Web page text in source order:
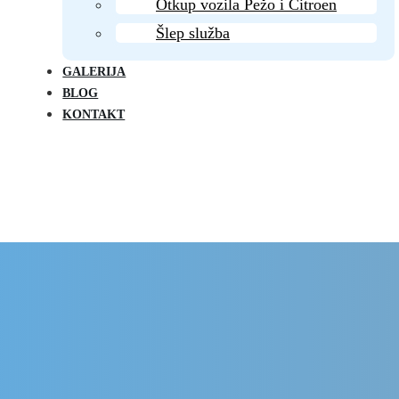
Otkup vozila Pežo i Citroen
Šlep služba
GALERIJA
BLOG
KONTAKT